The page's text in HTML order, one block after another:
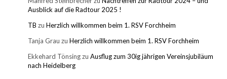
Ausblick auf die Radtour 2025 !
TB zu Herzlich willkommen beim 1. RSV Forchheim
Tanja Grau zu Herzlich willkommen beim 1. RSV Forchheim
Ekkehard Tönsingzu Ausflug zum 30ig jährigen Vereinsjubiläum
nach Heidelberg